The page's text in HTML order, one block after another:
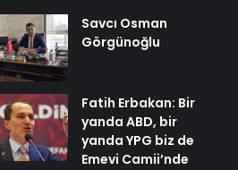
Savcı Osman
Görgünoğlu
Fatih Erbakan: Bir
yanda ABD, bir
yanda YPG biz de
Emevi Camii’nde